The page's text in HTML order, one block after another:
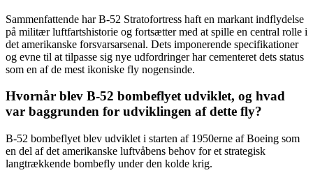
Sammenfattende har B-52 Stratofortress haft en markant indflydelse
på militær luftfartshistorie og fortsætter med at spille en central rolle i
det amerikanske forsvarsarsenal. Dets imponerende specifikationer
og evne til at tilpasse sig nye udfordringer har cementeret dets status
som en af de mest ikoniske fly nogensinde.
Hvornår blev B-52 bombeflyet udviklet, og hvad
var baggrunden for udviklingen af dette fly?
B-52 bombeflyet blev udviklet i starten af 1950erne af Boeing som
en del af det amerikanske luftvåbens behov for et strategisk
langtrækkende bombefly under den kolde krig.